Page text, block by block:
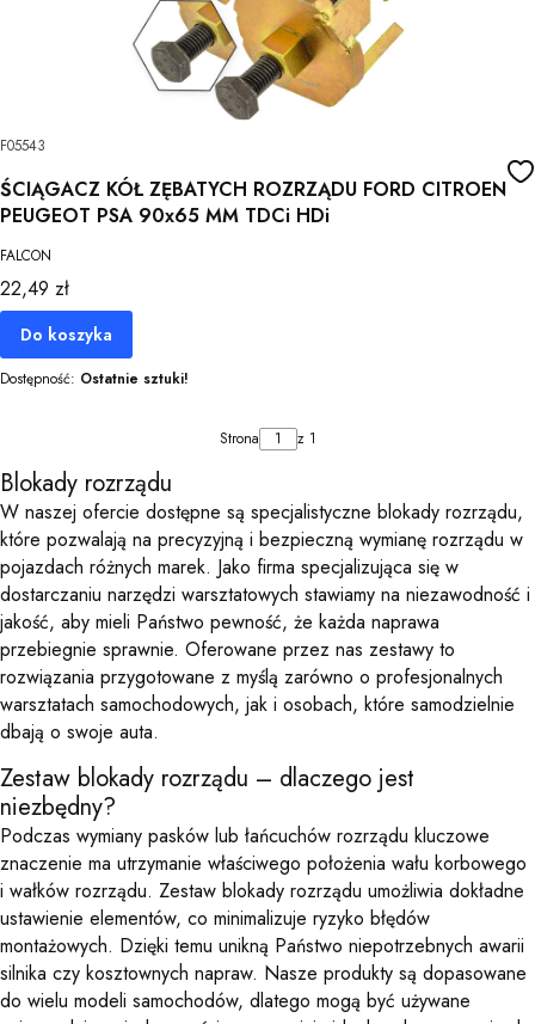
F05543
ŚCIĄGACZ KÓŁ ZĘBATYCH ROZRZĄDU FORD CITROEN
PEUGEOT PSA 90x65 MM TDCi HDi
FALCON
Cena
22,49 zł
Do koszyka
Dostępność: Ostatnie sztuki!
Strona z 1
Blokady rozrządu
W naszej ofercie dostępne są specjalistyczne blokady rozrządu,
które pozwalają na precyzyjną i bezpieczną wymianę rozrządu w
pojazdach różnych marek. Jako firma specjalizująca się w
dostarczaniu narzędzi warsztatowych stawiamy na niezawodność i
jakość, aby mieli Państwo pewność, że każda naprawa
przebiegnie sprawnie. Oferowane przez nas zestawy to
rozwiązania przygotowane z myślą zarówno o profesjonalnych
warsztatach samochodowych, jak i osobach, które samodzielnie
dbają o swoje auta.
Zestaw blokady rozrządu – dlaczego jest
niezbędny?
Podczas wymiany pasków lub łańcuchów rozrządu kluczowe
znaczenie ma utrzymanie właściwego położenia wału korbowego
i wałków rozrządu. Zestaw blokady rozrządu umożliwia dokładne
ustawienie elementów, co minimalizuje ryzyko błędów
montażowych. Dzięki temu unikną Państwo niepotrzebnych awarii
silnika czy kosztownych napraw. Nasze produkty są dopasowane
do wielu modeli samochodów, dlatego mogą być używane